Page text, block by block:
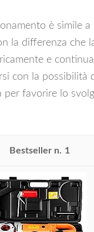
è simile
la differenza che
e
con la possibilità
per favorire lo
1